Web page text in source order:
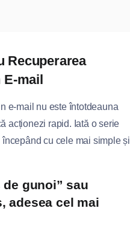
Recuperarea
E-mail
e-mail nu este întotdeauna
acționezi rapid. Iată o serie
cu cele mai simple și
gunoi” sau
adesea cel mai